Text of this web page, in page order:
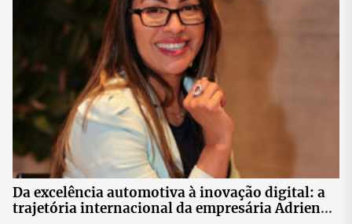
Da excelência automotiva à inovação digital: a
trajetória internacional da empresária Adriene